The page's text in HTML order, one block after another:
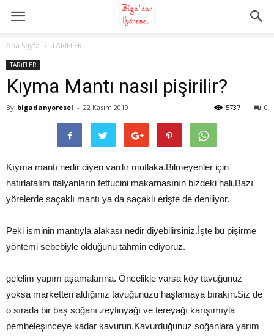
Ana Sayfa TARİFLER
TARİFLER
Kıyma Mantı nasıl pişirilir?
By bigadanyoresel - 22 Kasım 2019 0
5737
Kıyma mantı nedir diyen vardır mutlaka.Bilmeyenler için
hatırlatalım italyanların fettucini makarnasının bizdeki hali.Bazı
yörelerde saçaklı mantı ya da saçaklı erişte de deniliyor.
Peki isminin mantıyla alakası nedir diyebilirsiniz.İşte bu pişirme
yöntemi sebebiyle olduğunu tahmin ediyoruz.
gelelim yapım aşamalarına. Öncelikle varsa köy tavuğunuz
yoksa marketten aldığınız tavuğunuzu haşlamaya bırakın.Siz de
o sırada bir baş soğanı zeytinyağı ve tereyağı karışımıyla
pembeleşinceye kadar kavurun.Kavurduğunuz soğanlara yarım